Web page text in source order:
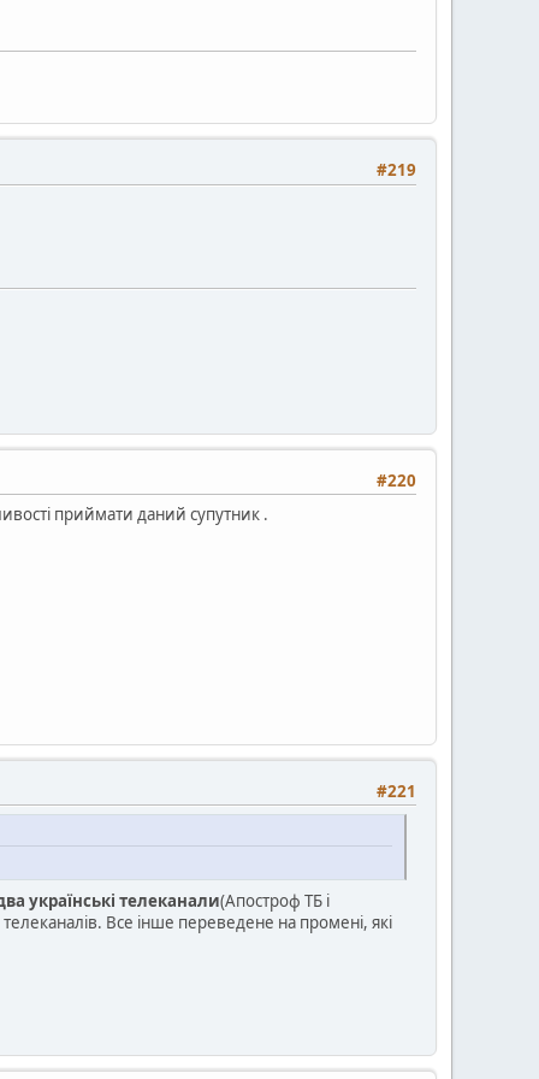
#219
#220
приймати даний супутник .
#221
українські телеканали(Апостроф ТБ і
Все інше переведене на промені, які